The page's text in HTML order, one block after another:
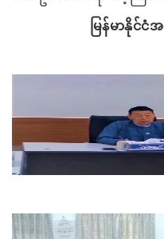
မြန်မာနိုင်